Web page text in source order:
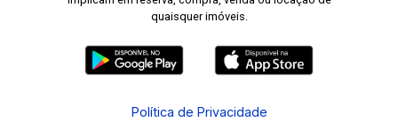
quaisquer imóveis.
Política de Privacidade